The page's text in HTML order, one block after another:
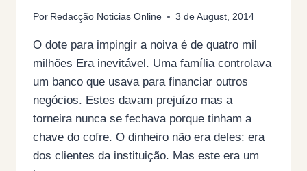
Por Redacção Noticias Online 3 de August, 2014
O dote para impingir a noiva é de quatro mil
milhões Era inevitável. Uma família controlava
um banco que usava para financiar outros
negócios. Estes davam prejuízo mas a
torneira nunca se fechava porque tinham a
chave do cofre. O dinheiro não era deles: era
dos clientes da instituição. Mas este era um